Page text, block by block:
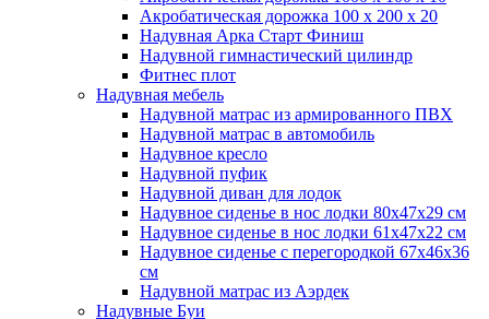
Акробатическая дорожка 100 x 200 x 20
Надувная Арка Старт Финиш
Надувной гимнастический цилиндр
Фитнес плот
Надувная мебель
Надувной матрас из армированного ПВХ
Надувной матрас в автомобиль
Надувное кресло
Надувной пуфик
Надувной диван для лодок
Надувное сиденье в нос лодки 80х47х29 см
Надувное сиденье в нос лодки 61х47х22 см
Надувное сиденье с перегородкой 67х46х36
см
Надувной матрас из Аэрдек
Надувные Буи